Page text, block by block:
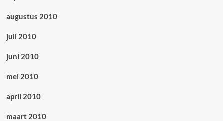
augustus 2010
juli 2010
juni 2010
mei 2010
april 2010
maart 2010